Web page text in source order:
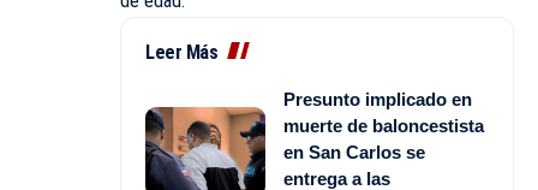
Leer Más
Presunto implicado en
muerte de baloncestista
en San Carlos se
entrega a las